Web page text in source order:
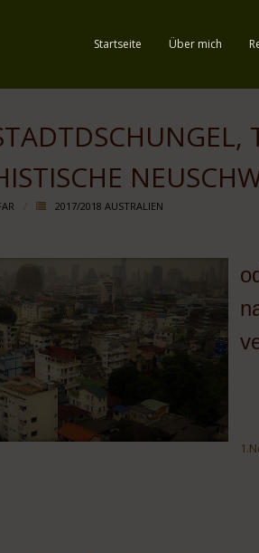
Startseite Über mich
2017/2018 AUSTRALIEN